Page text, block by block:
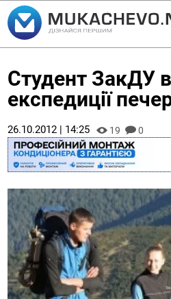
Студент ЗакДУ
експедиції
26.10.2012 | 14:25 19 0